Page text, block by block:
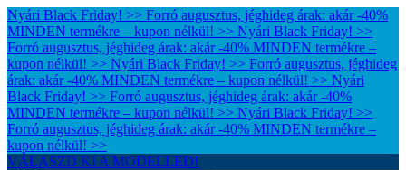
Nyári Black Friday! >> Forró augusztus, jéghideg árak: akár -40%
MINDEN termékre – kupon nélkül! >> Nyári Black Friday! >>
Forró augusztus, jéghideg árak: akár -40% MINDEN termékre –
kupon nélkül! >> Nyári Black Friday! >> Forró augusztus, jéghideg
árak: akár -40% MINDEN termékre – kupon nélkül! >> Nyári
Black Friday! >> Forró augusztus, jéghideg árak: akár -40%
MINDEN termékre – kupon nélkül! >> Nyári Black Friday! >>
Forró augusztus, jéghideg árak: akár -40% MINDEN termékre –
kupon nélkül! >>
VÁLASZD KI A MODELLED!